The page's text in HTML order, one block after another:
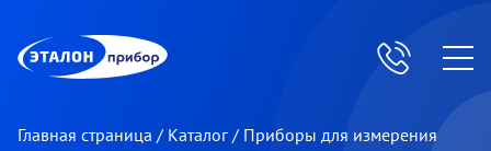
Главная страница / Каталог / Приборы для измерения